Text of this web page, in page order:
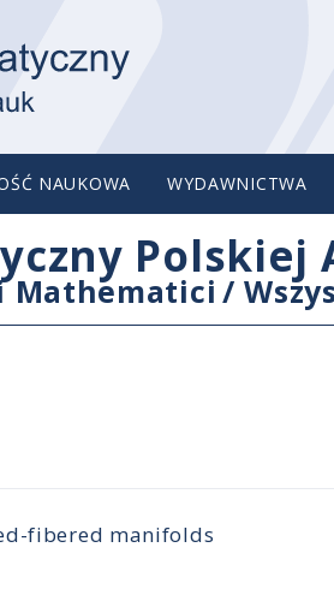
NAUKOWA WYDAWNICTWA
Polskiej
Mathematici /
fibered manifolds